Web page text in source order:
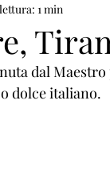
lavoro
1 min
dal
dolce italiano.